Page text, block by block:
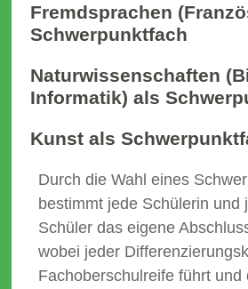
Fremdsprachen
Schwerpunktfach
Naturwissenschaften
Informatik) als
Kunst als
Durch die Wahl eines
bestimmt jede Schülerin und
Schüler das eigene
wobei jeder
Fachoberschulreife führt und